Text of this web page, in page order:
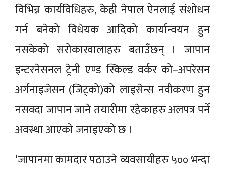
विभिन्न कार्यविधिहरु, केही नेपाल ऐनलाई संशोधन
गर्न बनेको विधेयक आदिको कार्यान्वयन हुन
नसकेको सरोकारवालाहरु बताउँछन् । जापान
इन्टरनेसनल ट्रेनी एण्ड स्किल्ड वर्कर को–अपरेसन
अर्गनाइजेसन (जिट्को)को लाइसेन्स नवीकरण हुन
नसक्दा जापान जाने तयारीमा रहेकाहरु अलपत्र पर्ने
अवस्था आएको जनाइएको छ ।
‘जापानमा कामदार पठाउने व्यवसायीहरु ५०० भन्दा